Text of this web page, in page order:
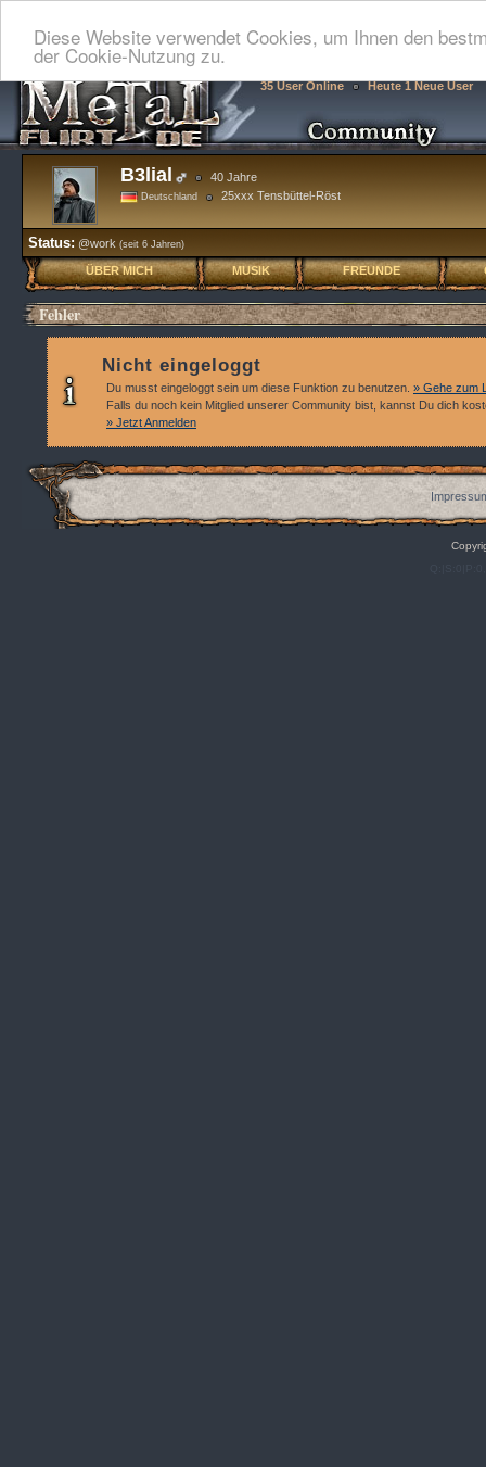
Diese Website verwendet Cookies, um Ihnen den
der Cookie-Nutzung zu.
35 User Online Heute 1 Neue User
B3lial 40 Jahre
Deutschland 25xxx Tensbüttel-Röst
Status: @work (seit 6 Jahren)
ÜBER MICH MUSIK FREUNDE
Fehler
Nicht eingeloggt
Du musst eingeloggt sein um diese Funktion zu benutzen. » Gehe zum
Falls du noch kein Mitglied unserer Community bist, kannst Du dich
» Jetzt Anmelden